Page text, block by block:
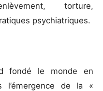
torture,
psychiatriques.
fondé le monde en
l’émergence de la «